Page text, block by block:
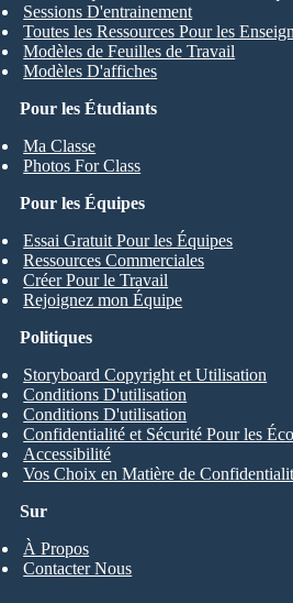
Pour les Étudiants
Ma Classe
Photos For Class
Sessions D'entrainement
Toutes les Ressources Pour les
Modèles de Feuilles de Travail
Modèles D'affiches
Pour les Équipes
Essai Gratuit Pour les Équipes
Ressources Commerciales
Créer Pour le Travail
Rejoignez mon Équipe
Sur
À Propos
Contacter Nous
Politiques
Storyboard Copyright et Utilisation
Conditions D'utilisation
Conditions D'utilisation
Confidentialité et Sécurité Pour les
Accessibilité
Vos Choix en Matière de